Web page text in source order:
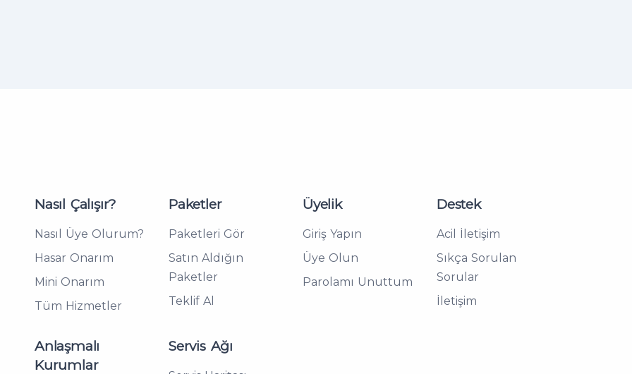
Nasıl Çalışır?
Nasıl Üye Olurum?
Hasar Onarım
Mini Onarım
Tüm Hizmetler
Paketler
Paketleri Gör
Satın Aldığın
Paketler
Teklif Al
Üyelik
Giriş Yapın
Üye Olun
Parolamı Unuttum
Destek
Acil İletişim
Sıkça Sorulan
Sorular
İletişim
Anlaşmalı
Kurumlar
Servis Ağı